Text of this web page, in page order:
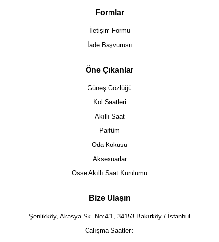
Formlar
İletişim Formu
İade Başvurusu
Öne Çıkanlar
Güneş Gözlüğü
Kol Saatleri
Akıllı Saat
Parfüm
Oda Kokusu
Aksesuarlar
Osse Akıllı Saat Kurulumu
Bize Ulaşın
Şenlikköy, Akasya Sk. No:4/1, 34153 Bakırköy / İstanbul
Çalışma Saatleri: